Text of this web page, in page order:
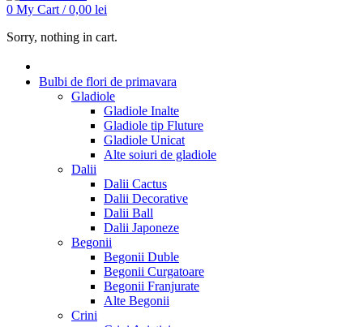
0 My Cart /0,00 lei
Sorry, nothing in cart.
Bulbi de flori de primavara
Gladiole
Gladiole Inalte
Gladiole tip Fluture
Gladiole Unicat
Alte soiuri de gladiole
Dalii
Dalii Cactus
Dalii Decorative
Dalii Ball
Dalii Japoneze
Begonii
Begonii Duble
Begonii Curgatoare
Begonii Franjurate
Alte Begonii
Crini